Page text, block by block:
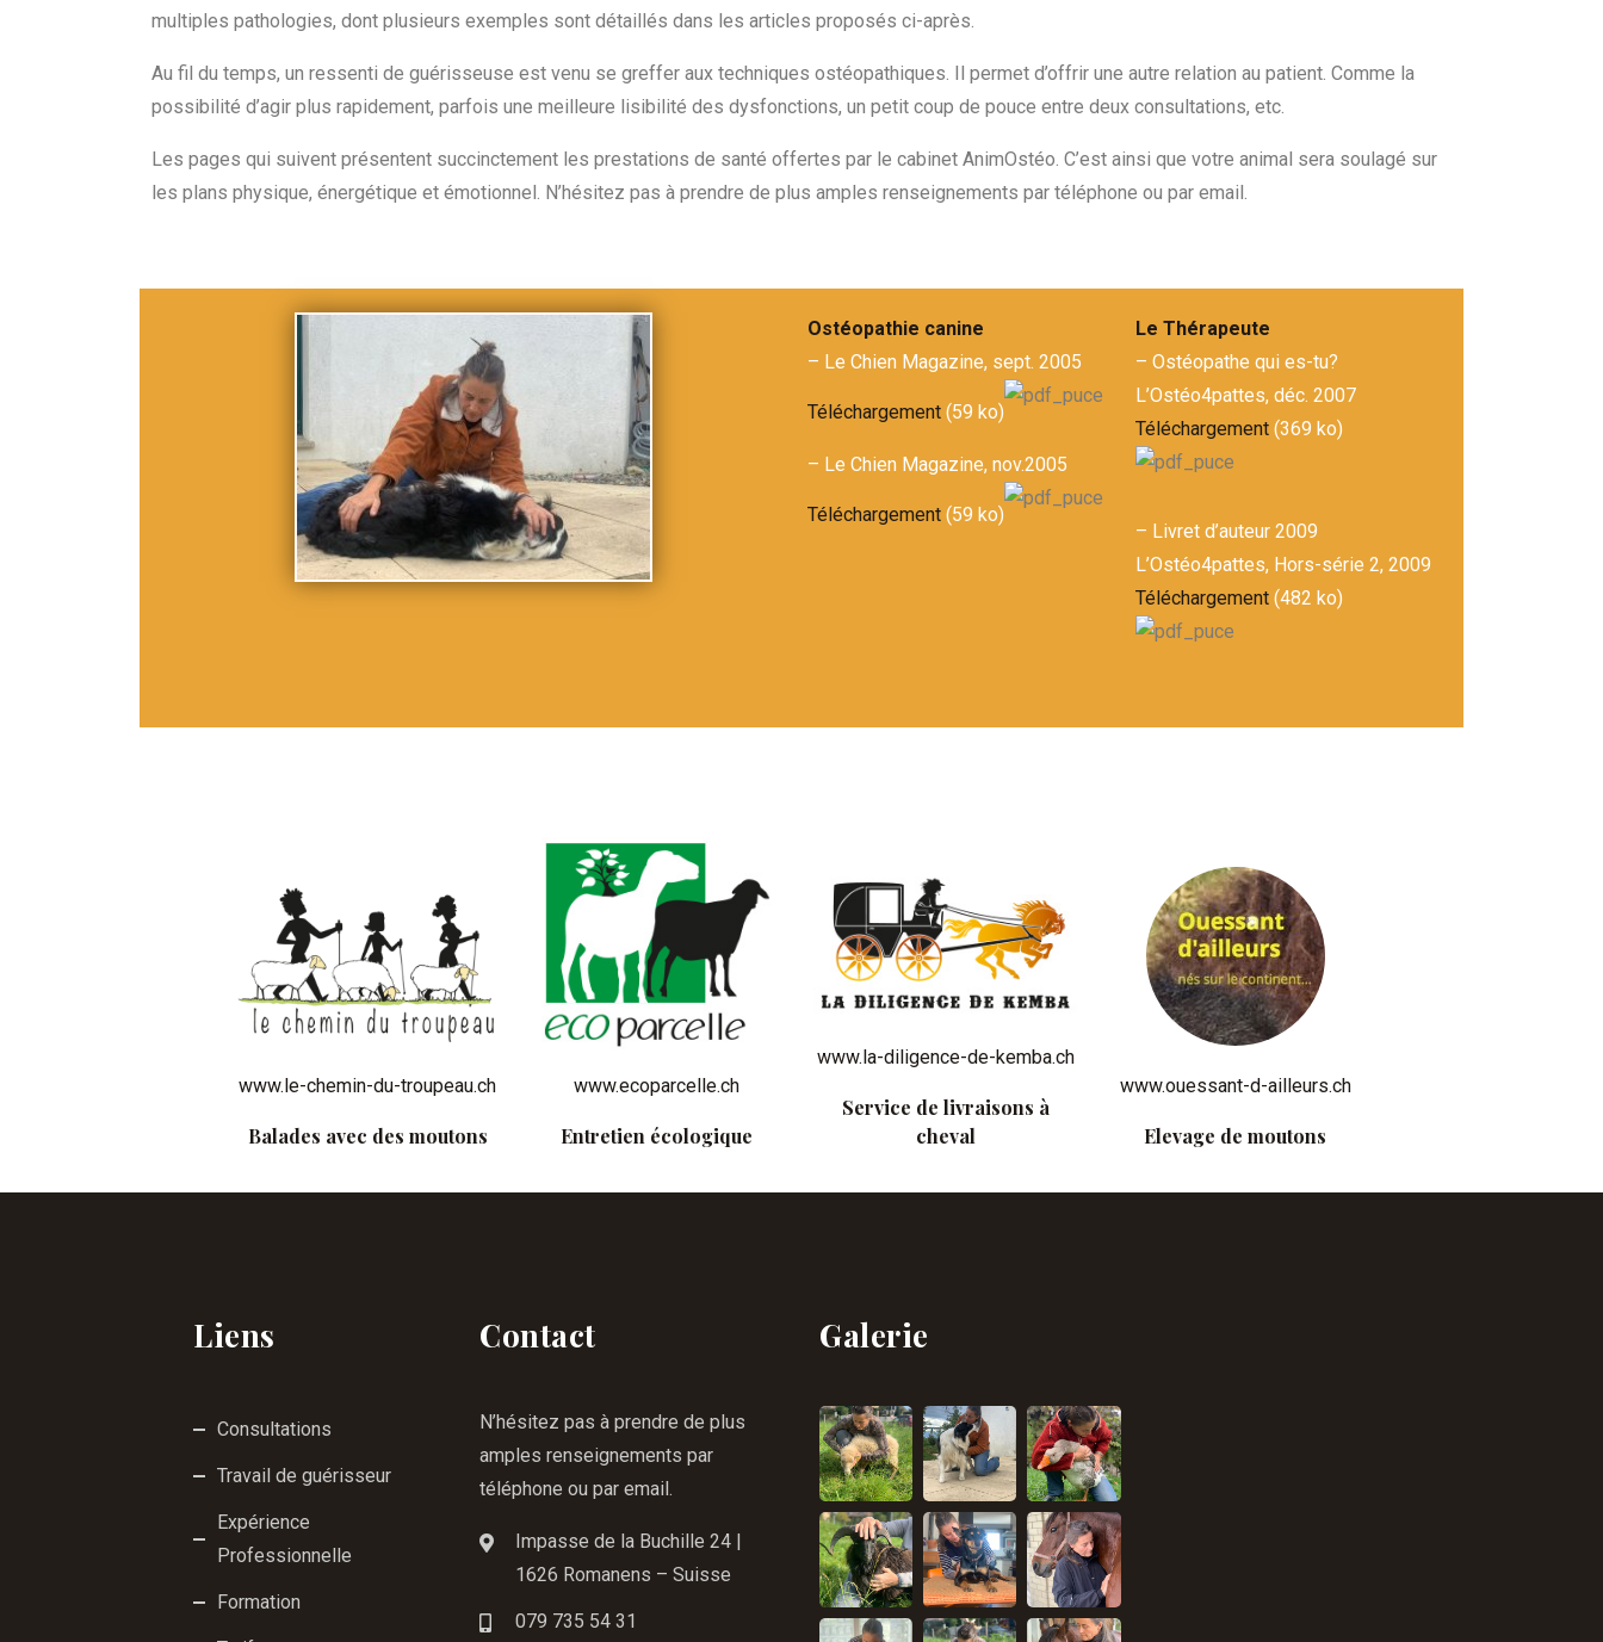
multiples pathologies, dont plusieurs exemples sont détaillés dans les articles proposés ci-après.
Au fil du temps, un ressenti de guérisseuse est venu se greffer aux techniques ostéopathiques. Il permet d’offrir une autre relation au patient. Comme la
possibilité d’agir plus rapidement, parfois une meilleure lisibilité des dysfonctions, un petit coup de pouce entre deux consultations, etc.
Les pages qui suivent présentent succinctement les prestations de santé offertes par le cabinet AnimOstéo. C’est ainsi que votre animal sera soulagé sur
les plans physique, énergétique et émotionnel. N’hésitez pas à prendre de plus amples renseignements par téléphone ou par email.
Ostéopathie canine
– Le Chien Magazine, sept. 2005
Téléchargement (59 ko)
– Le Chien Magazine, nov.2005
Téléchargement (59 ko)
Le Thérapeute
– Ostéopathe qui es-tu?
L’Ostéo4pattes, déc. 2007
Téléchargement (369 ko)
– Livret d’auteur 2009
L’Ostéo4pattes, Hors-série 2, 2009
Téléchargement (482 ko)
www.le-chemin-du-troupeau.ch
Balades avec des moutons
www.ecoparcelle.ch
Entretien écologique
www.la-diligence-de-kemba.ch
Service de livraisons à
cheval
www.ouessant-d-ailleurs.ch
Elevage de moutons
Liens
Consultations
Travail de guérisseur
Expérience
Professionnelle
Formation
Contact
N’hésitez pas à prendre de plus
amples renseignements par
téléphone ou par email.
Impasse de la Buchille 24 |
1626 Romanens – Suisse
079 735 54 31
Galerie